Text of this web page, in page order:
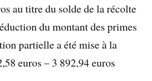
au titre du solde de la récolte
du montant des primes
partielle a été mise à la
euros – 3 892,94 euros